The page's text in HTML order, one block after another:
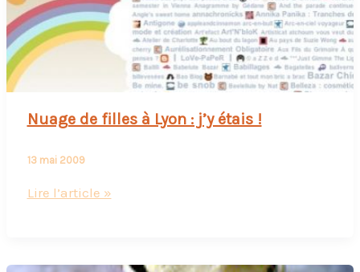
Nuage de filles à Lyon : j’y étais !
13 mai 2009
Nuage
Lire l’article »